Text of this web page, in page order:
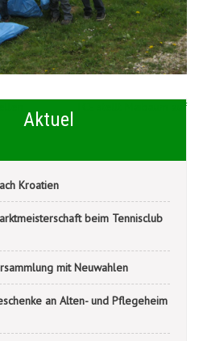
TCE stellt Maibaum auf
Aktuel
Kroatien
beim Tennisclub
mit Neuwahlen
an Alten- und Pflegeheim